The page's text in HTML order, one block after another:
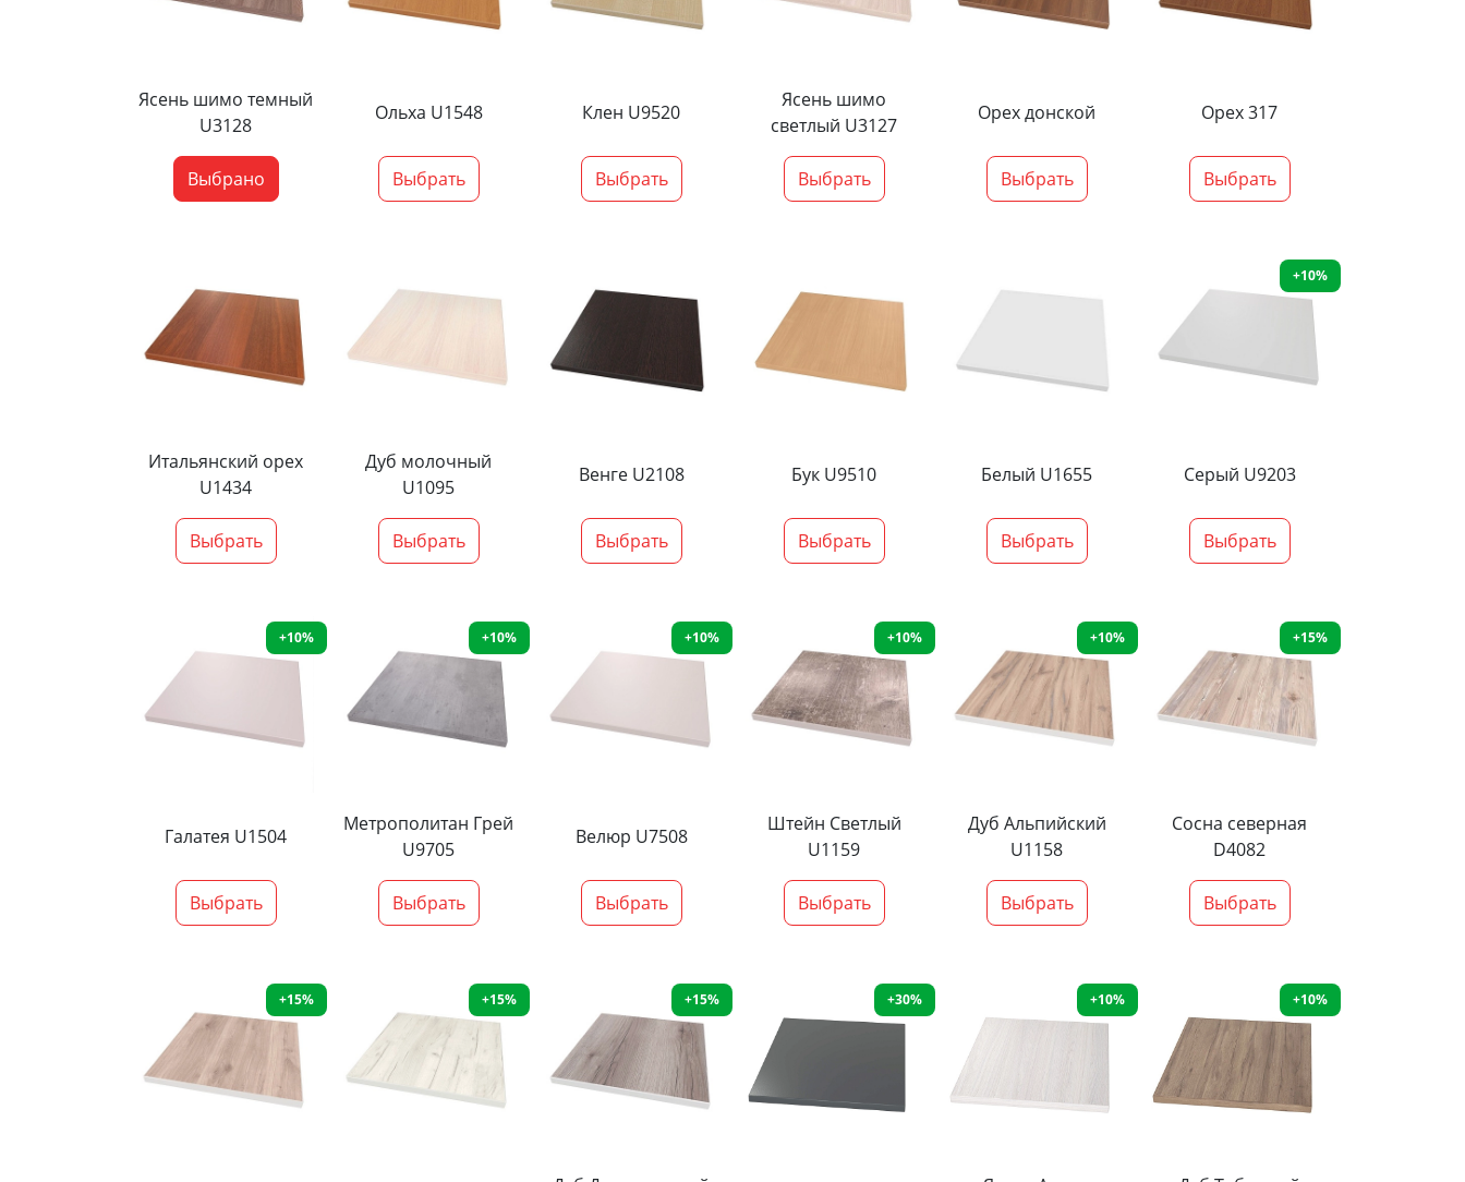
Ясень шимо темный
U3128
Выбрано
Ольха U1548
Выбрать
Клен U9520
Выбрать
Ясень шимо
светлый U3127
Выбрать
Орех донской
Выбрать
Орех 317
Выбрать
Итальянский орех
U1434
Выбрать
Дуб молочный
U1095
Выбрать
Венге U2108
Выбрать
Бук U9510
Выбрать
Белый U1655
Выбрать
+10%
Серый U9203
Выбрать
+10%
Галатея U1504
Выбрать
+10%
Метрополитан Грей
U9705
Выбрать
+10%
Велюр U7508
Выбрать
+10%
Штейн Светлый
U1159
Выбрать
+10%
Дуб Альпийский
U1158
Выбрать
+15%
Сосна северная
D4082
Выбрать
+15% +15% +15% +30% +10% +10%